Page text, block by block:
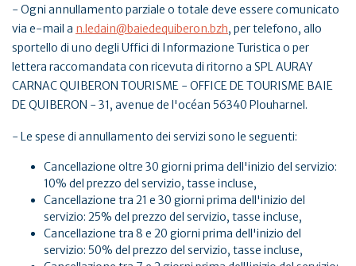
- Ogni annullamento parziale o totale deve essere comunicato
via e-mail a n.ledain@baiedequiberon.bzh, per telefono, allo
sportello di uno degli Uffici di Informazione Turistica o per
lettera raccomandata con ricevuta di ritorno a SPL AURAY
CARNAC QUIBERON TOURISME - OFFICE DE TOURISME BAIE
DE QUIBERON - 31, avenue de l'océan 56340 Plouharnel.
- Le spese di annullamento dei servizi sono le seguenti:
Cancellazione oltre 30 giorni prima dell'inizio del servizio:
10% del prezzo del servizio, tasse incluse,
Cancellazione tra 21 e 30 giorni prima dell'inizio del
servizio: 25% del prezzo del servizio, tasse incluse,
Cancellazione tra 8 e 20 giorni prima dell'inizio del
servizio: 50% del prezzo del servizio, tasse incluse,